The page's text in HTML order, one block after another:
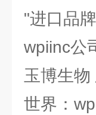
"进口品
wpiinc公
玉博生
世界：